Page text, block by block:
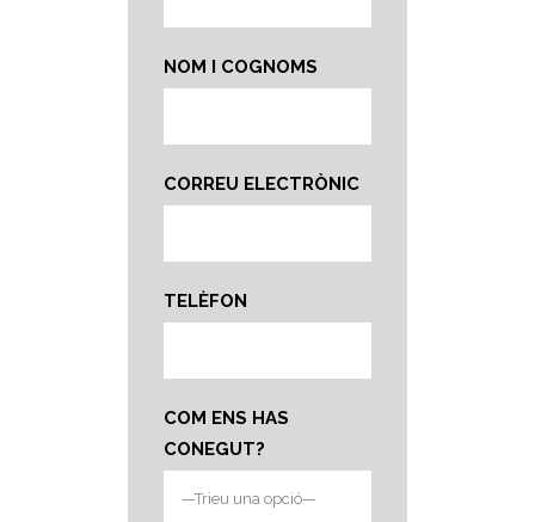
NOM I COGNOMS
CORREU ELECTRÒNIC
TELÈFON
COM ENS HAS
CONEGUT?